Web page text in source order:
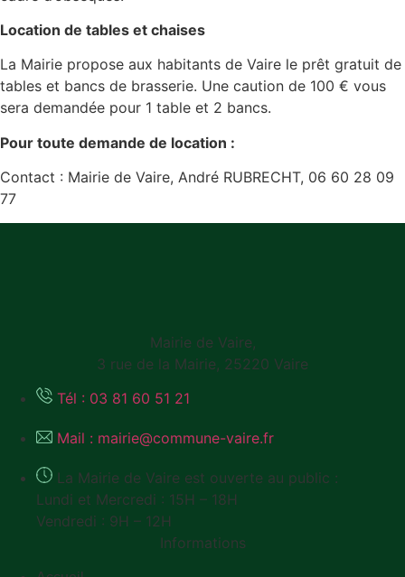
Location de tables et chaises
La Mairie propose aux habitants de Vaire le prêt gratuit de
tables et bancs de brasserie. Une caution de 100 € vous
sera demandée pour 1 table et 2 bancs.
Pour toute demande de location :
Contact : Mairie de Vaire, André RUBRECHT, 06 60 28 09
77
Mairie de Vaire,
3 rue de la Mairie, 25220 Vaire
Tél : 03 81 60 51 21
Mail : mairie@commune-vaire.fr
La Mairie de Vaire est ouverte au public :
Lundi et Mercredi : 15H – 18H
Vendredi : 9H – 12H
Informations